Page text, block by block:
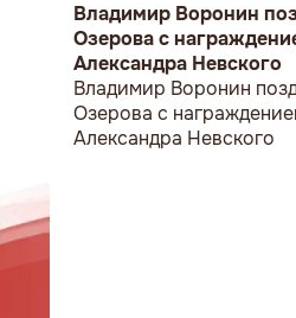
Владимир Воронин
Озерова с
Александра Невского
Владимир Воронин
Озерова с
Александра Невского